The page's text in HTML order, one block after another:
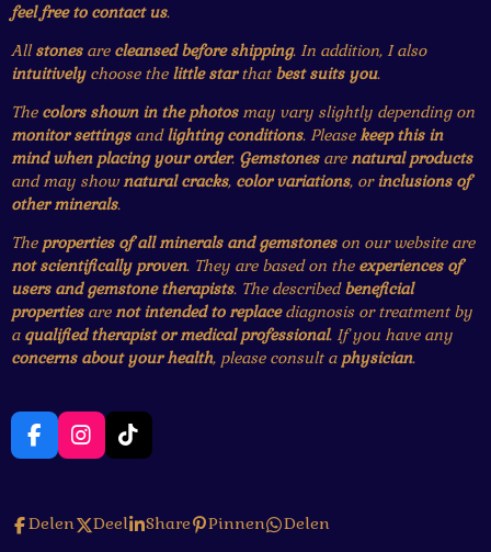
feel free to contact us.
Allstonesare cleansed before shipping. In addition, I also
intuitivelychoose the little starthat best suits you.
The colors shown in the photosmay vary slightly depending on
monitor settingsandlighting conditions. Pleasekeep this in
mind when placing your order. Gemstonesarenatural products
and may shownatural cracks, color variations, orinclusions of
other minerals.
The properties of all minerals and gemstoneson our website are
not scientifically proven. They are based on the experiences of
users and gemstone therapists. The describedbeneficial
propertiesarenot intended to replacediagnosis or treatment by
a qualified therapist or medical professional. If you have any
concerns about your health, please consult a physician.
F
a
b
I
n
a
T
i
o
Delen Deel Share Pinnen Delen